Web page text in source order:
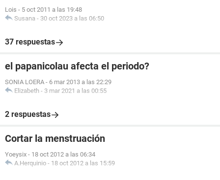
Lois - 5 oct 2011 a las 19:48
Susana - 30 oct 2023 a las 06:50
37 respuestas
el papanicolau afecta el periodo?
SONIA LOERA - 6 mar 2013 a las 22:29
Elizabeth - 3 mar 2021 a las 00:55
2 respuestas
Cortar la menstruación
Yoeysix - 18 oct 2012 a las 06:34
A.Herquinio - 18 oct 2012 a las 15:59